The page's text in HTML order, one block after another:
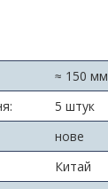
≈ 150 мм
5 штук
нове
Китай